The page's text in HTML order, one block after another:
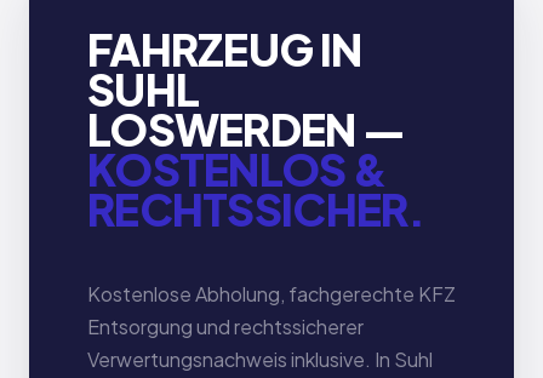
FAHRZEUG IN
SUHL
LOSWERDEN —
KOSTENLOS &
RECHTSSICHER.
Kostenlose Abholung, fachgerechte KFZ
Entsorgung und rechtssicherer
Verwertungsnachweis inklusive. In Suhl